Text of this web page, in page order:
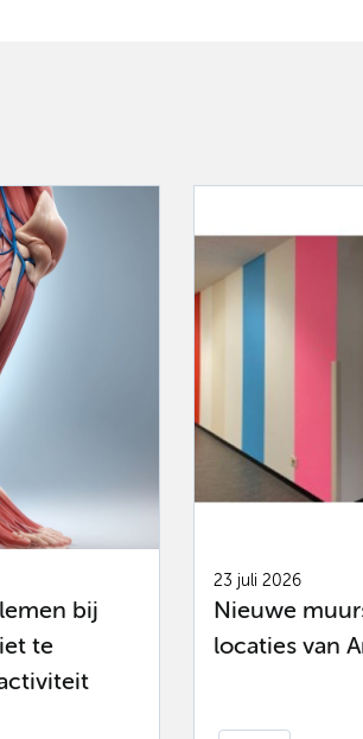
bij
te
23 juli 2026
Nieuwe
locaties van